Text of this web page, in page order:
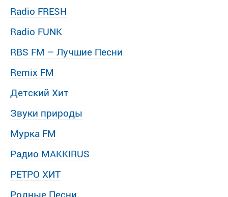
Radio FRESH
Radio FUNK
RBS FM – Лучшие Песни
Remix FM
Детский Хит
Звуки природы
Мурка FM
Радио MAKKIRUS
РЕТРО ХИТ